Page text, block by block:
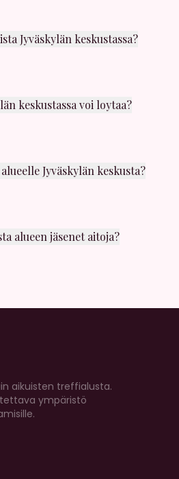
Jyväskylän keskustassa?
keskustassa voi loytaa?
Jyväskylän keskusta?
alueen jäsenet aitoja?
aikuisten treffialusta.
ympäristö